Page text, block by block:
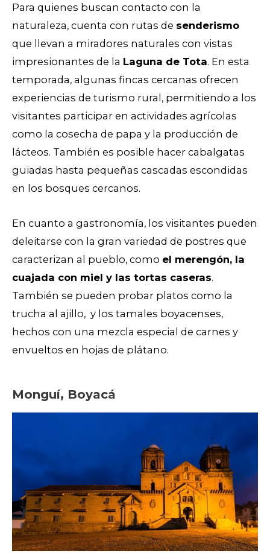
Para quienes buscan contacto con la
naturaleza, cuenta con rutas de senderismo
que llevan a miradores naturales con vistas
impresionantes de la Laguna de Tota. En esta
temporada, algunas fincas cercanas ofrecen
experiencias de turismo rural, permitiendo a los
visitantes participar en actividades agrícolas
como la cosecha de papa y la producción de
lácteos. También es posible hacer cabalgatas
guiadas hasta pequeñas cascadas escondidas
en los bosques cercanos.
En cuanto a gastronomía, l os visitantes pueden
deleitarse con la gran variedad de postres que
caracterizan al pueblo, como el merengón, la
cuajada con miel y las tortas caseras.
También se pueden probar platos como la
trucha al ajillo, y los tamales boyacenses,
hechos con una mezcla especial de carnes y
envueltos en hojas de plátano.
Monguí, Boyacá